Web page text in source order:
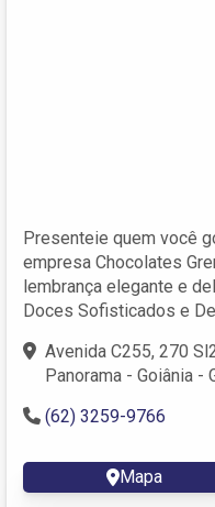
Presenteie quem você
empresa Chocolates
lembrança elegante e
Doces Sofisticados e
Avenida C255, 270
Panorama - Goiânia -
(62) 3259-9766
Mapa